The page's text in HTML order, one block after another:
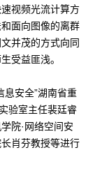
视频光流计算方
面向图像的离群
并茂的方式向同
受益匪浅。
息安全”湖南省重
验室主任裴廷睿
院·网络空间安
肖芬教授等进行